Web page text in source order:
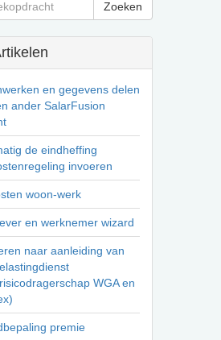
en gegevens delen
ander SalarFusion
de eindheffing
invoeren
woon-werk
en werknemer wizard
naar aanleiding van
WGA en
premie